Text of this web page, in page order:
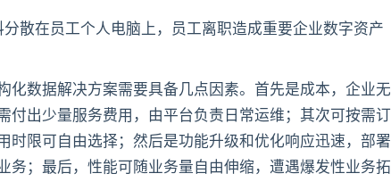
散在员工个人电脑上，员工离职造成重要企业数字资产
化数据解决方案需要具备几点因素。首先是成本，企业无
付出少量服务费用，由平台负责日常运维；其次可按需订
时限可自由选择；然后是功能升级和优化响应迅速，部署
务；最后，性能可随业务量自由伸缩，遭遇爆发性业务拓